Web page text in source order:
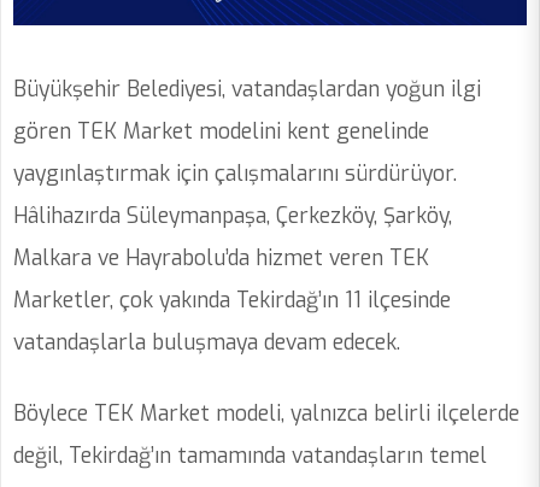
Büyükşehir Belediyesi, vatandaşlardan yoğun ilgi
gören TEK Market modelini kent genelinde
yaygınlaştırmak için çalışmalarını sürdürüyor.
Hâlihazırda Süleymanpaşa, Çerkezköy, Şarköy,
Malkara ve Hayrabolu’da hizmet veren TEK
Marketler, çok yakında Tekirdağ’ın 11 ilçesinde
vatandaşlarla buluşmaya devam edecek.
Böylece TEK Market modeli, yalnızca belirli ilçelerde
değil, Tekirdağ’ın tamamında vatandaşların temel